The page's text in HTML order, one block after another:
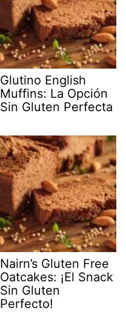
Glutino English
Muffins: La Opción
Sin Gluten Perfecta
Nairn’s Gluten Free
Oatcakes: ¡El Snack
Sin Gluten
Perfecto!